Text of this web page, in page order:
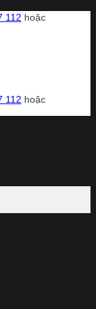
112 hoặc
112 hoặc